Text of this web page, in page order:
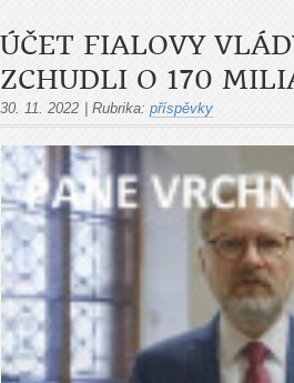
ÚČET FIALOVY
ZCHUDLI O 170
30. 11. 2022 | Rubrika: příspěvky